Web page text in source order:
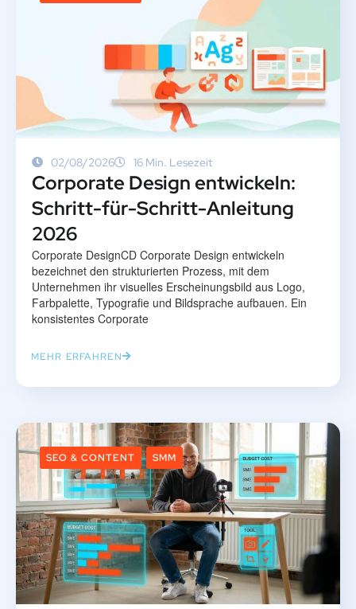
02/08/2026 16 Min. Lesezeit
Corporate Design entwickeln:
Schritt-für-Schritt-Anleitung
2026
Corporate DesignCD Corporate Design entwickeln
bezeichnet den strukturierten Prozess, mit dem
Unternehmen ihr visuelles Erscheinungsbild aus Logo,
Farbpalette, Typografie und Bildsprache aufbauen. Ein
konsistentes Corporate
MEHR ERFAHREN
SEO & CONTENT SMM